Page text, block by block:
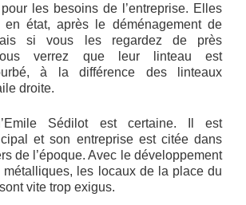
les besoins de l’entreprise. Elles
en état, après le déménagement de
si vous les regardez de près
verrez que leur linteau est
à la différence des linteaux
droite.
Sédilot est certaine. Il est
et son entreprise est citée dans
de l’époque. Avec le développement
métalliques, les locaux de la place du
vite trop exigus.